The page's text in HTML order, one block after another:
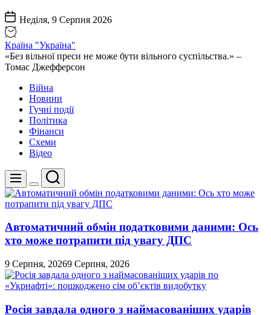
Неділя, 9 Серпня 2026
Країна "Україна"
«Без вільної преси не може бути вільного суспільства.» –
Томас Джефферсон
Війна
Новини
Гучні події
Політика
Фінанси
Схеми
Відео
Меню
Перемикач
кольорового
режиму
Пошук
Автоматичний обмін податковими даними: Ось
хто може потрапити під увагу ДПС
9 Серпня, 20269 Серпня, 2026
Росія завдала одного з наймасованіших ударів